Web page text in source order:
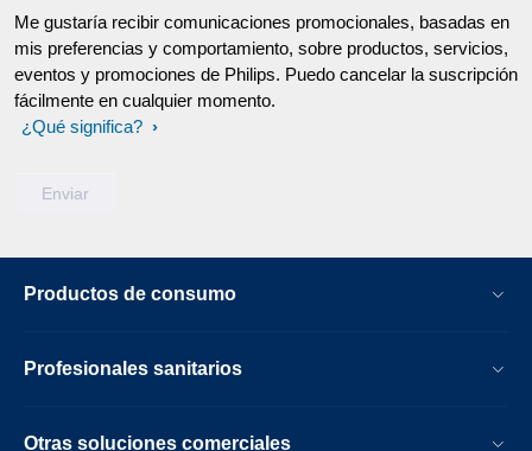
Me gustaría recibir comunicaciones promocionales, basadas en
mis preferencias y comportamiento, sobre productos, servicios,
eventos y promociones de Philips. Puedo cancelar la suscripción
fácilmente en cualquier momento.
¿Qué significa?
Productos de consumo
Profesionales sanitarios
Otras soluciones comerciales